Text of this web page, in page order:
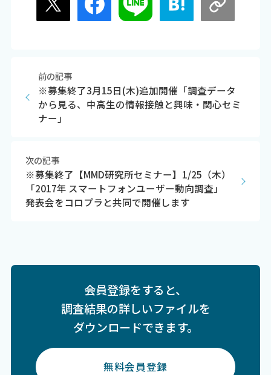
前の記事
※募集終了3月15日(木)追加開催「調査データ
から見る、中高生の情報接触と興味・関心セミ
ナー」
次の記事
※募集終了【MMD研究所セミナー】1/25（木）
「2017年 スマートフォンユーザー動向調査」
発表会をコロプラと共同で開催します
会員登録をすると、
調査結果の詳しいファイルを
ダウンロードできます。
無料会員登録